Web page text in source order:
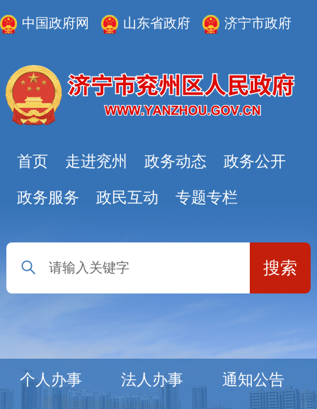
中国政府网 山东省政府 济宁市政府
首页 走进兖州 政务动态 政务公开
政务服务 政民互动 专题专栏
搜索
个人办事 法人办事 通知公告